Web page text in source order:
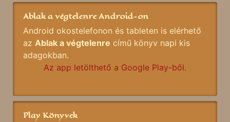
Ablak a végtelenre Android-on
Android okostelefonon és tableten is elérhető
az Ablak a végtelenre című könyv napi kis
adagokban.
Az app letölthető a Google Play-ből.
Play Könyvek